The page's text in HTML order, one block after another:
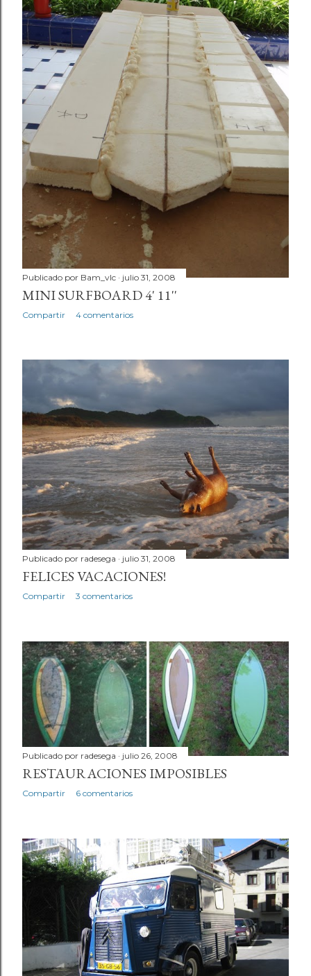
a
d
a
s
Publicado por Bam_vlc julio 31, 2008
MINI SURFBOARD 4' 11''
Compartir 4 comentarios
Publicado por radesega julio 31, 2008
FELICES VACACIONES!
Compartir 3 comentarios
Publicado por radesega julio 26, 2008
RESTAURACIONES IMPOSIBLES
Compartir 6 comentarios